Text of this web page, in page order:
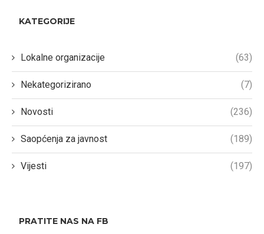
KATEGORIJE
Lokalne organizacije (63)
Nekategorizirano (7)
Novosti (236)
Saopćenja za javnost (189)
Vijesti (197)
PRATITE NAS NA FB